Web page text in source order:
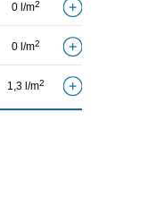
0 l/m2
0 l/m2
1,3 l/m2